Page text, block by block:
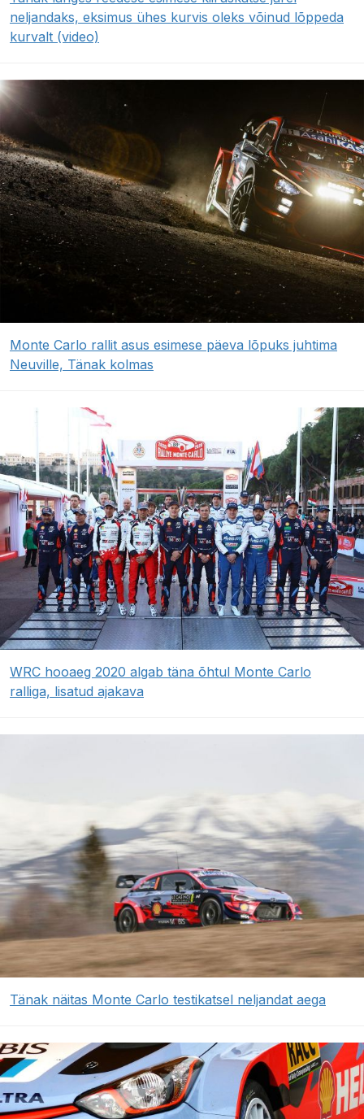
neljandaks, eksimus ühes kurvis oleks võinud lõppeda
kurvalt (video)
Monte Carlo rallit asus esimese päeva lõpuks juhtima
Neuville, Tänak kolmas
WRC hooaeg 2020 algab täna õhtul Monte Carlo
ralliga, lisatud ajakava
Tänak näitas Monte Carlo testikatsel neljandat aega